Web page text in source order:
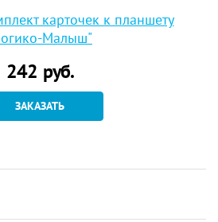
карточек к планшету
Малыш"
242 руб.
ЗАКАЗАТЬ